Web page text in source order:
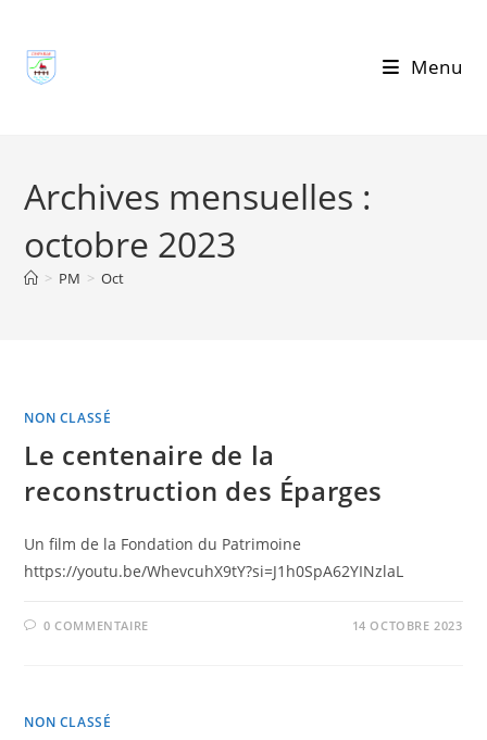
content
Menu
Archives mensuelles :
octobre 2023
> PM > Oct
NON CLASSÉ
Le centenaire de la
reconstruction des Éparges
Un film de la Fondation du Patrimoine
https://youtu.be/WhevcuhX9tY?si=J1h0SpA62YINzlaL
0 COMMENTAIRE 14 OCTOBRE 2023
NON CLASSÉ